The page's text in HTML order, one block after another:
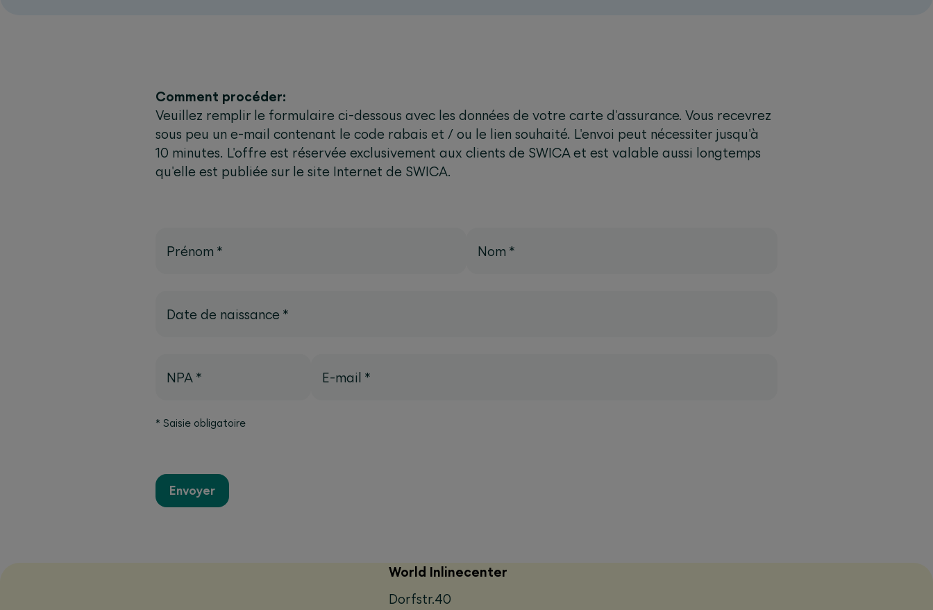
Comment procéder:
Veuillez remplir le formulaire ci-dessous avec les données de votre carte d'assurance. Vous recevrez
sous peu un e-mail contenant le code rabais et / ou le lien souhaité. L'envoi peut nécessiter jusqu'à
10 minutes. L'offre est réservée exclusivement aux clients de SWICA et est valable aussi longtemps
qu'elle est publiée sur le site Internet de SWICA.
Prénom * Nom *
Date de naissance *
NPA * E-mail *
* Saisie obligatoire
Envoyer
World Inlinecenter
Dorfstr.40